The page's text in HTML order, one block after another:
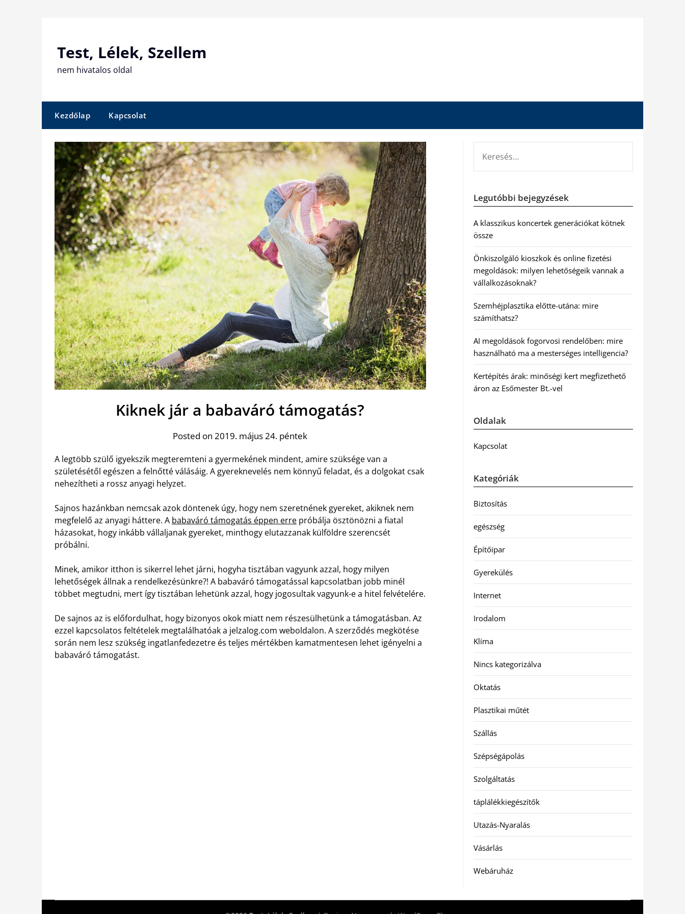
Test, Lélek, Szellem
nem hivatalos oldal
Kezdőlap Kapcsolat
Kiknek jár a babaváró támogatás?
Posted on 2019. május 24. péntek
A legtöbb szülő igyekszik megteremteni a gyermekének mindent, amire szüksége van a
születésétől egészen a felnőtté válásáig. A gyereknevelés nem könnyű feladat, és a dolgokat csak
nehezítheti a rossz anyagi helyzet.
Sajnos hazánkban nemcsak azok döntenek úgy, hogy nem szeretnének gyereket, akiknek nem
megfelelő az anyagi háttere. A babaváró támogatás éppen erre próbálja ösztönözni a fiatal
házasokat, hogy inkább vállaljanak gyereket, minthogy elutazzanak külföldre szerencsét
próbálni.
Minek, amikor itthon is sikerrel lehet járni, hogyha tisztában vagyunk azzal, hogy milyen
lehetőségek állnak a rendelkezésünkre?! A babaváró támogatással kapcsolatban jobb minél
többet megtudni, mert így tisztában lehetünk azzal, hogy jogosultak vagyunk-e a hitel felvételére.
De sajnos az is előfordulhat, hogy bizonyos okok miatt nem részesülhetünk a támogatásban. Az
ezzel kapcsolatos feltételek megtalálhatóak a jelzalog.com weboldalon. A szerződés megkötése
során nem lesz szükség ingatlanfedezetre és teljes mértékben kamatmentesen lehet igényelni a
babaváró támogatást.
Legutóbbi bejegyzések
A klasszikus koncertek generációkat kötnek
össze
Önkiszolgáló kioszkok és online fizetési
megoldások: milyen lehetőségeik vannak a
vállalkozásoknak?
Szemhéjplasztika előtte-utána: mire
számíthatsz?
AI megoldások fogorvosi rendelőben: mire
használható ma a mesterséges intelligencia?
Kertépítés árak: minőségi kert megfizethető
áron az Esőmester Bt.-vel
Oldalak
Kapcsolat
Kategóriák
Biztosítás
egészség
Építőipar
Gyerekülés
Internet
Irodalom
Klíma
Nincs kategorizálva
Oktatás
Plasztikai műtét
Szállás
Szépségápolás
Szolgáltatás
táplálékkiegészítők
Utazás-Nyaralás
Vásárlás
Webáruház